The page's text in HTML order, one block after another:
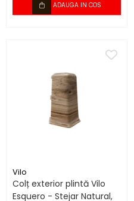
ADAUGA IN COS
Vilo
Colț exterior plintă Vilo
Esquero - Stejar Natural,